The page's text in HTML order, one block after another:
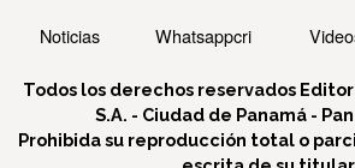
Noticias Whatsappcri
Todos los derechos reservados
S.A. - Ciudad de Panamá -
Prohibida su reproducción total o